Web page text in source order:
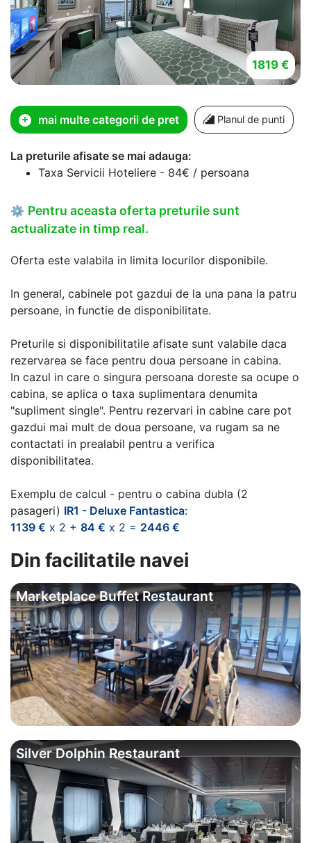
1819 €
mai multe categorii de pret Planul de punti
La preturile afisate se mai adauga:
Taxa Servicii Hoteliere - 84€ / persoana
⚙ Pentru aceasta oferta preturile sunt
actualizate in timp real.
Oferta este valabila in limita locurilor disponibile.
In general, cabinele pot gazdui de la una pana la patru
persoane, in functie de disponibilitate.
Preturile si disponibilitatile afisate sunt valabile daca
rezervarea se face pentru doua persoane in cabina.
In cazul in care o singura persoana doreste sa ocupe o
cabina, se aplica o taxa suplimentara denumita
"supliment single". Pentru rezervari in cabine care pot
gazdui mai mult de doua persoane, va rugam sa ne
contactati in prealabil pentru a verifica
disponibilitatea.
Exemplu de calcul - pentru o cabina dubla (2
pasageri) IR1 - Deluxe Fantastica:
1139 € x 2 + 84 € x 2 = 2446 €
Din facilitatile navei
Marketplace Buffet Restaurant
Silver Dolphin Restaurant